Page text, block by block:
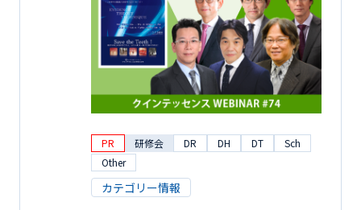
PR 研修会 DR DH DT
Sch
Other
カテゴリー情報